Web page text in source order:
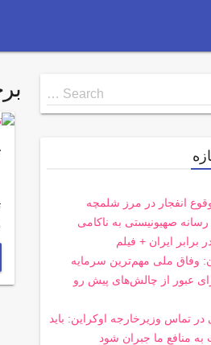
Search …
انفجار در مرز شلمچه
صهیونیستی به ناکامی
برابر ایران + فیلم
وفاق ملی مهم‌ترین سرمایه
عبور از چالش‌های پیش رو
تماس وزیرخارجه اوکراین: باید
منافع ما جبران شود